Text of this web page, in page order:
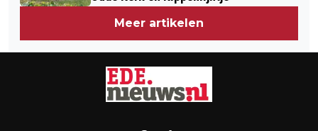
Meer artikelen